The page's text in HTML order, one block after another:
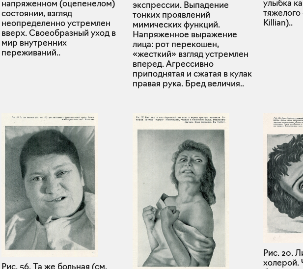
напряженном (оцепенелом)
состоянии, взгляд
неопределенно устремлен
вверх. Своеобразный уход в
мир внутренних
переживаний..
экспрессии. Выпадение
тонких проявлений
мимических функций.
Напряженное выражение
лица: рот перекошен,
«жесткий» взгляд устремлен
вперед. Агрессивно
приподнятая и сжатая в кулак
правая рука. Бред величия..
улыбка
тяжелого
Killian)..
Рис. 56. Та же больная (см.
Рис. 20.
холерой.